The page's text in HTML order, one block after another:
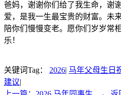
爸妈，谢谢你们给了我生命，谢
爱，是我一生最宝贵的财富。未
陪你们慢慢变老。愿你们岁岁常
乐！
关键词Tag： 2026| 马年父母生日
建议|